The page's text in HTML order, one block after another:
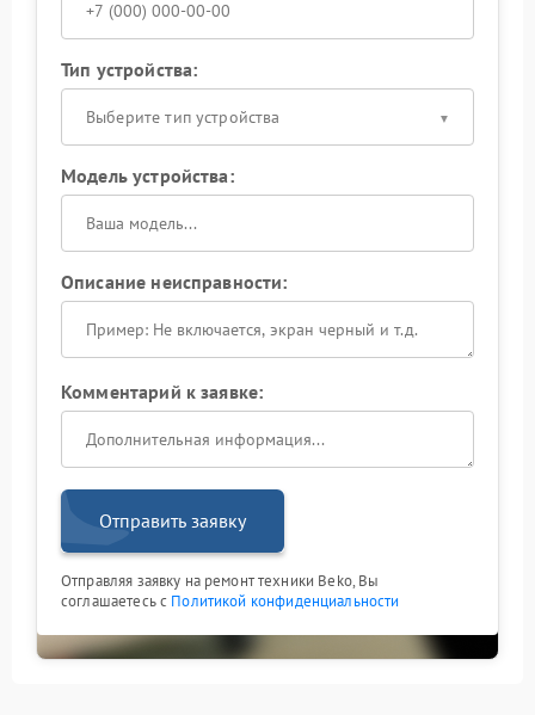
Тип устройства:
Выберите тип устройства
Модель устройства:
Описание неисправности:
Комментарий к заявке:
Отправить заявку
Отправляя заявку на ремонт техники Beko, Вы
соглашаетесь с Политикой конфиденциальности